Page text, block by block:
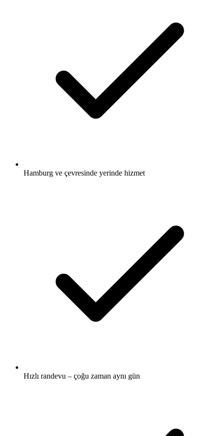
Hamburg ve çevresinde yerinde hizmet
Hızlı randevu – çoğu zaman aynı gün